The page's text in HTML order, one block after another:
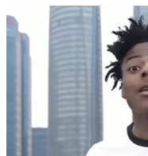
每日消费
碑商圈实